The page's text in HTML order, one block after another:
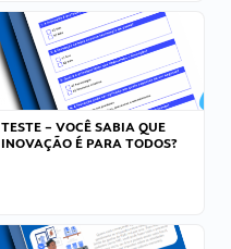
TESTE – VOCÊ SABIA QUE
INOVAÇÃO É PARA TODOS?